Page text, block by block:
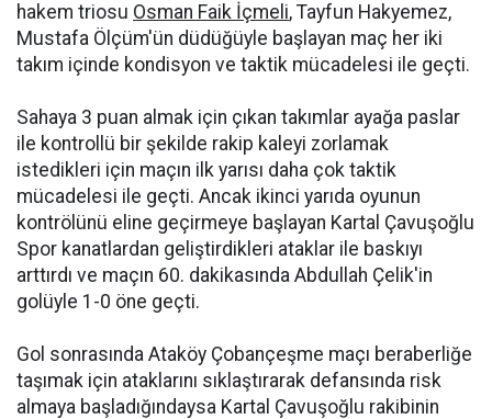
hakem triosu Osman Faik İçmeli, Tayfun Hakyemez,
Mustafa Ölçüm'ün düdüğüyle başlayan maç her iki
takım içinde kondisyon ve taktik mücadelesi ile geçti.
Sahaya 3 puan almak için çıkan takımlar ayağa paslar
ile kontrollü bir şekilde rakip kaleyi zorlamak
istedikleri için maçın ilk yarısı daha çok taktik
mücadelesi ile geçti. Ancak ikinci yarıda oyunun
kontrölünü eline geçirmeye başlayan Kartal Çavuşoğlu
Spor kanatlardan geliştirdikleri ataklar ile baskıyı
arttırdı ve maçın 60. dakikasında Abdullah Çelik'in
golüyle 1-0 öne geçti.
Gol sonrasında Ataköy Çobançeşme maçı beraberliğe
taşımak için ataklarını sıklaştırarak defansında risk
almaya başladığındaysa Kartal Çavuşoğlu rakibinin